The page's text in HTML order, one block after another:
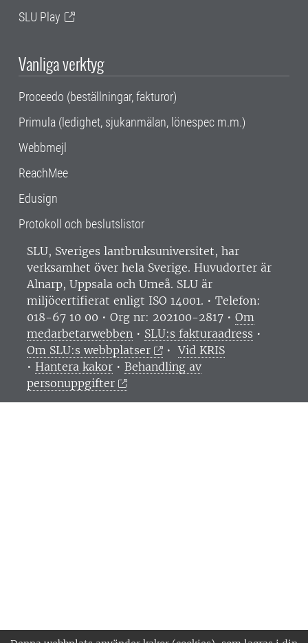
SLU Play
Vanliga verktyg
Proceedo (beställningar, fakturor)
Primula (ledighet, sjukanmälan, lönespec m.m.)
Webbmejl
ReachMee
Edusign
Protokoll och beslutslistor
SLU, Sveriges lantbruksuniversitet, har
verksamhet över hela Sverige. Huvudorter är
Alnarp, Uppsala och Umeå. SLU är
miljöcertifierat enligt ISO 14001. • Telefon:
018-67 10 00 • Org nr: 202100-2817 • Om
medarbetarwebben • SLU:s fakturaadress •
Om SLU:s webbplatser
•Vid KRIS
• Hantera kakor • Behandling av
personuppgifter